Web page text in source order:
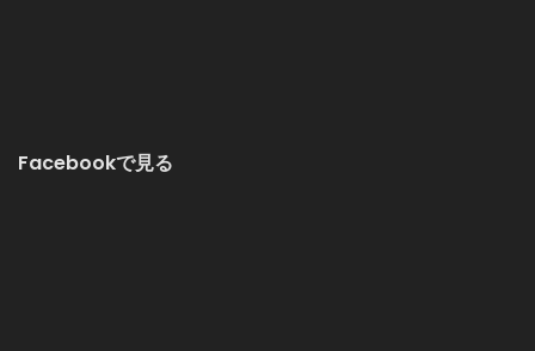
Facebookで見る